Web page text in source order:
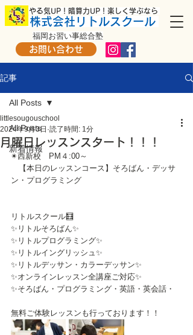
​ やる気UP！暗算力UP！楽しく学ぶなら
株式会社リトルスクール
お問い合わせ
福岡お習い事総合塾
記事
All Posts
新着情報
All Posts
月曜日レッスンスタート！！！
littlesougouschool
2024年9月3日 読了時間: 1分
✴西新校　PM４:00～
【本日のレッスンコース】そろばん・デッサ
ン・プログラミング
リトルスクール🧮
✨リトルそろばん✨
✨リトルプログラミング✨
✨リトルイングリッシュ✨
✨リトルデッサン・カラーデッサン✨
✨オンラインレッスン全講座ご対応✨
✨そろばん・プログラミング・英語・英会話・
無料ご体験レッスンも行っております！！